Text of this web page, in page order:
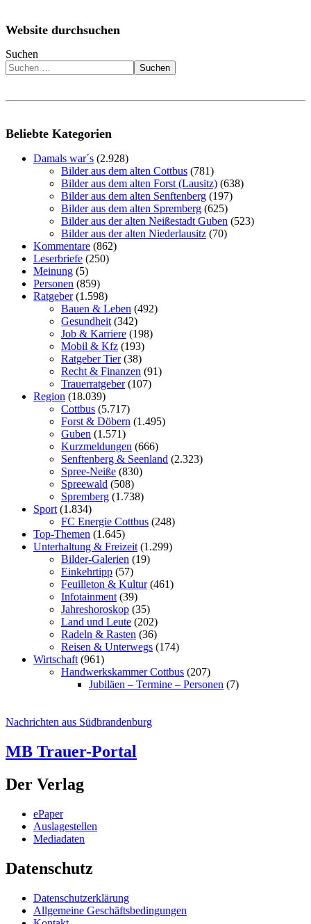
Website durchsuchen
Suchen
Suchen
Beliebte Kategorien
Damals war´s (2.928)
Bilder aus dem alten Cottbus (781)
Bilder aus dem alten Forst (Lausitz) (638)
Bilder aus dem alten Senftenberg (197)
Bilder aus dem alten Spremberg (625)
Bilder aus der alten Neißestadt Guben (523)
Bilder aus der alten Niederlausitz (70)
Kommentare (862)
Leserbriefe (250)
Meinung (5)
Personen (859)
Ratgeber(1.598)
Bauen & Leben (492)
Gesundheit (342)
Job & Karriere (198)
Mobil & Kfz (193)
Ratgeber Tier(38)
Recht & Finanzen (91)
Trauerratgeber(107)
Region (18.039)
Cottbus (5.717)
Forst & Döbern (1.495)
Guben (1.571)
Kurzmeldungen (666)
Senftenberg & Seenland (2.323)
Spree-Neiße (830)
Spreewald (508)
Spremberg (1.738)
Sport (1.834)
FC Energie Cottbus (248)
Top-Themen (1.645)
Unterhaltung & Freizeit (1.299)
Bilder-Galerien (19)
Einkehrtipp (57)
Feuilleton & Kultur(461)
Infotainment (39)
Jahreshoroskop (35)
Land und Leute (202)
Radeln & Rasten (36)
Reisen & Unterwegs (174)
Wirtschaft (961)
Handwerkskammer Cottbus (207)
Jubiläen – Termine – Personen (7)
Nachrichten aus Südbrandenburg
MB Trauer-Portal
Der Verlag
ePaper
Auslagestellen
Mediadaten
Datenschutz
Datenschutzerklärung
Allgemeine Geschäftsbedingungen